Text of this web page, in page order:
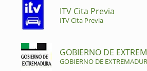
ITV Cita Previa
ITV Cita Previa
GOBIERNO DE
GOBIERNO DE